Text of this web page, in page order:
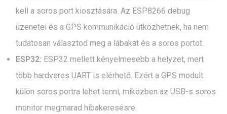
kell a soros port kiosztására. Az ESP8266 debug
üzenetei és a GPS kommunikáció ütközhetnek, ha nem
tudatosan választod meg a lábakat és a soros portot.
ESP32: ESP32 mellett kényelmesebb a helyzet, mert
több hardveres UART is elérhető. Ezért a GPS modult
külön soros portra lehet tenni, miközben az USB-s soros
monitor megmarad hibakeresésre.